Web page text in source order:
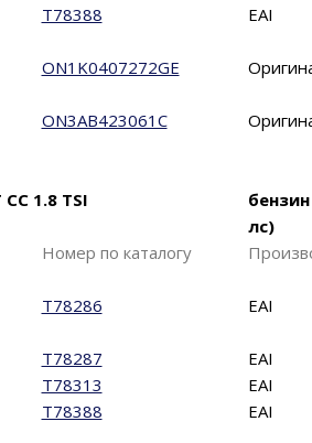
T78388 EAI
ON1K0407272GE
ON3AB423061C
1.8 TSI
лс)
Номер по каталогу
T78286 EAI
T78287
EAI
T78313
EAI
T78388 EAI